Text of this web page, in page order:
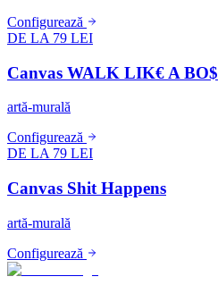
Configurează
DE LA 79 LEI
Canvas WALK LIK€ A BO$
artă-murală
Configurează
DE LA 79 LEI
Canvas Shit Happens
artă-murală
Configurează